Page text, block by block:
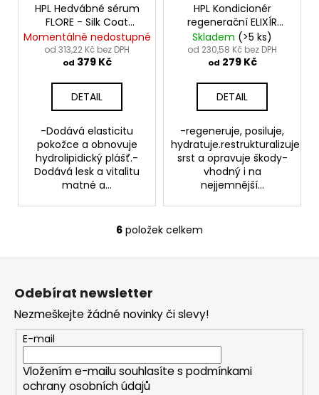
HPL Hedvábné sérum
FLORE - Silk Coat
Lotion Flore
Momentálně nedostupné
od 313,22 Kč bez DPH
od 379 Kč
DETAIL
-Dodává elasticitu
pokožce a obnovuje
hydrolipidický plášť.-
Dodává lesk a vitalitu
matné a...
HPL Kondicionér
regenerační ELIXÍR
- Elixir Cream
Skladem (>5 ks)
od 230,58 Kč bez DPH
od 279 Kč
DETAIL
-regeneruje, posiluje,
hydratuje.restrukturalizuje
srst a opravuje škody-
vhodný i na
nejjemnější...
O
a
c
í
p
r
6 položek celkem
Z
Odebírat newsletter
Nezmeškejte žádné novinky či slevy!
E-mail
Vložením e-mailu souhlasíte s podmínkami
ochrany osobních údajů